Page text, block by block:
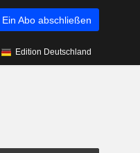
Ein Abo abschließen
Edition Deutschland